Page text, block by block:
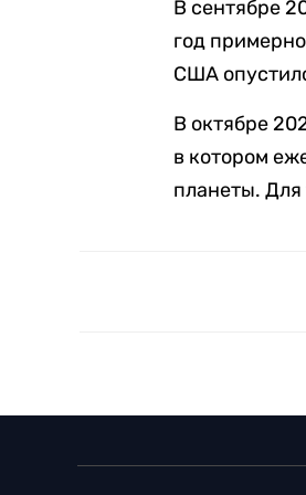
В сентябре
год
США
В октябре
в котором
планеты. Для